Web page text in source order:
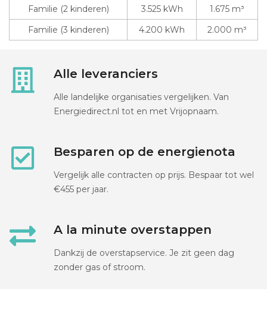
Familie (2 kinderen)
3.525 kWh
1.675 m³
Familie (3 kinderen)
4.200 kWh 2.000 m³
Alle leveranciers
Alle landelijke organisaties vergelijken. Van
Energiedirect.nl tot en met Vrijopnaam.
Besparen op de energienota
Vergelijk alle contracten op prijs. Bespaar tot wel
€455 per jaar.
A la minute overstappen
Dankzij de overstapservice. Je zit geen dag
zonder gas of stroom.